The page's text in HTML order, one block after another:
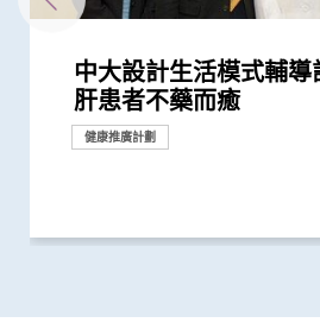
中大設計生活模式輔
肝患者不藥而癒
健康推廣計劃
中大發現脂肪肝患者患
高
研究
中大研究發現每5名糖
因脂肪肝引致嚴重肝纖
研究
中大最新研究揭示本港
精性脂肪肝新症
研究
中大調查指丙型肝炎
者不自覺 傳統治療過程
勿放棄
中大制訂肝癌風險評
乙肝病人的肝癌風險
研究
逾四分一成年港人患
容忽視 中大首推無創肝
者及早診斷
中大發現乙肝表面抗
患者有效預測合適的停
研究
中大研究揭示脂肪肝問
獨有
研究
中大四科研項目榮獲國
校科學研究優秀成果獎
冠
抗病毒治療能預防肝
香港擬定亞太區慢性乙
研究
中大與法大學合作研
士進行無創肝纖維化檢查
研究
中大與內地學者領導全
者主理的《刺針》癌症
計2050年肝癌患者翻倍
中大發現調整生活方式
可減輕近七成愛滋病病
性脂肪肝病情
中大研究揭示乙肝藥
韋」增長者骨折風險
研究
中大研究發現乙肝康復
發症風險會隨時間下降
肝癌風險 建議接受長期
中大研究顯示新冠肺炎
受損問題 建議監測患者
現病情惡化
中大研究發現非酒精性
的關鍵致癌基因
研究
中大研究揭乙肝康復者
險
研究
中大三名學者獲頒本年
秀科研者獎
獎項及榮譽